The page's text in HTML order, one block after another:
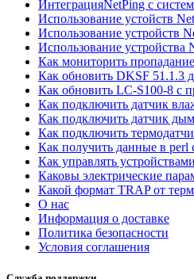
ИнтеграцияNetPing с
Использование устойств
Использование устройств
Использование устройства
Как мониторить
Как обновить DKSF 51.1.3
Как обновить LC-S100-8 с
Как подключить датчик
Как подключить датчик
Как подключить
Как получить данные в perl
Как управлять
Каковы электрические
Какой формат TRAP от
О нас
Информация о доставке
Политика безопасности
Условия соглашения